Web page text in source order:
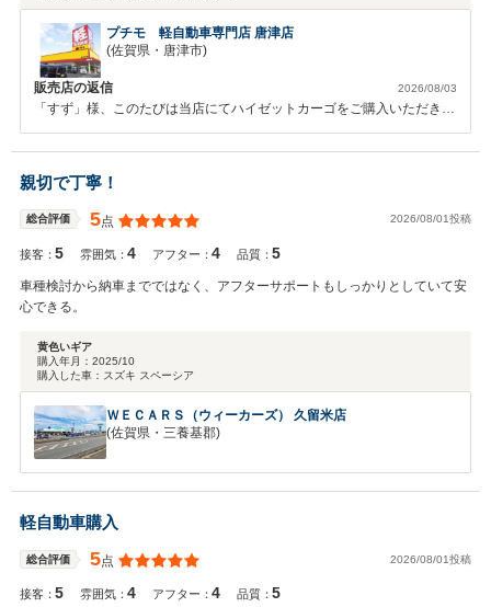
プチモ 軽自動車専門店 唐津店
(佐賀県・唐津市)
販売店の返信 2026/08/03
「すず」様、このたびは当店にてハイゼットカーゴをご購入いただき、
いただき、大変うれしく思っております。ハイゼットカーゴは、広く使
いやすい荷室と取り回しの良さが魅力で、お仕事はもちろん、趣味や日
常のお出かけにも頼りになる一台です。 これからも安心してお乗りい
ただけるよう、点検やメンテナンスを通して精一杯サポートいたしま
す。今後とも末永いお付き合いをよろしくお願いいたします。
親切で丁寧！
総合評価 5点 2026/08/01投稿
接客：5 雰囲気：4 アフター：4 品質：5
車種検討から納車までではなく、アフターサポートもしっかりとしていて安
心できる。
黄色いギア
購入年月： 2025/10
購入した車： スズキ スペーシア
ＷＥＣＡＲＳ（ウィーカーズ） 久留米店
(佐賀県・三養基郡)
軽自動車購入
総合評価 5点 2026/08/01投稿
接客：5 雰囲気：4 アフター：4 品質：5